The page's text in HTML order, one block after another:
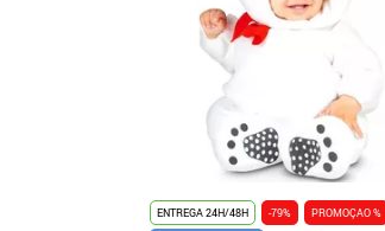
ENTREGA 24H/48H -79%
PROMOÇAO %